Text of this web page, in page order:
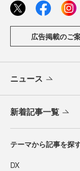
広告掲載のご
ニュース
新着記事一覧
テーマから記事を探
DX